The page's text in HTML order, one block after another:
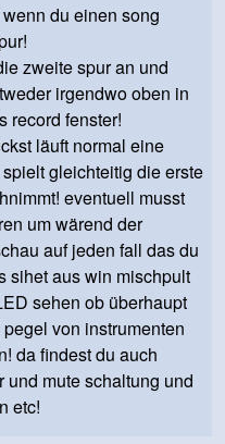
du einen song
zweite spur an und
irgendwo oben in
record fenster!
läuft normal eine
gleichteitig die erste
eventuell musst
um wärend der
auf jeden fall das du
sihet aus win mischpult
sehen ob überhaupt
von instrumenten
da findest du auch
mute schaltung und
etc!